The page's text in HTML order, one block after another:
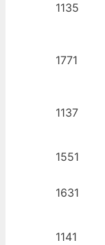
1135
1771
1137
1551
1631
1141